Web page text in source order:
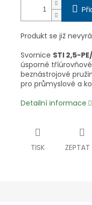
Produkt se již
Svornice STI 2,5-
úsporné
beznástrojové
pro průmyslové a
Detailní informace
TISK ZEPTAT